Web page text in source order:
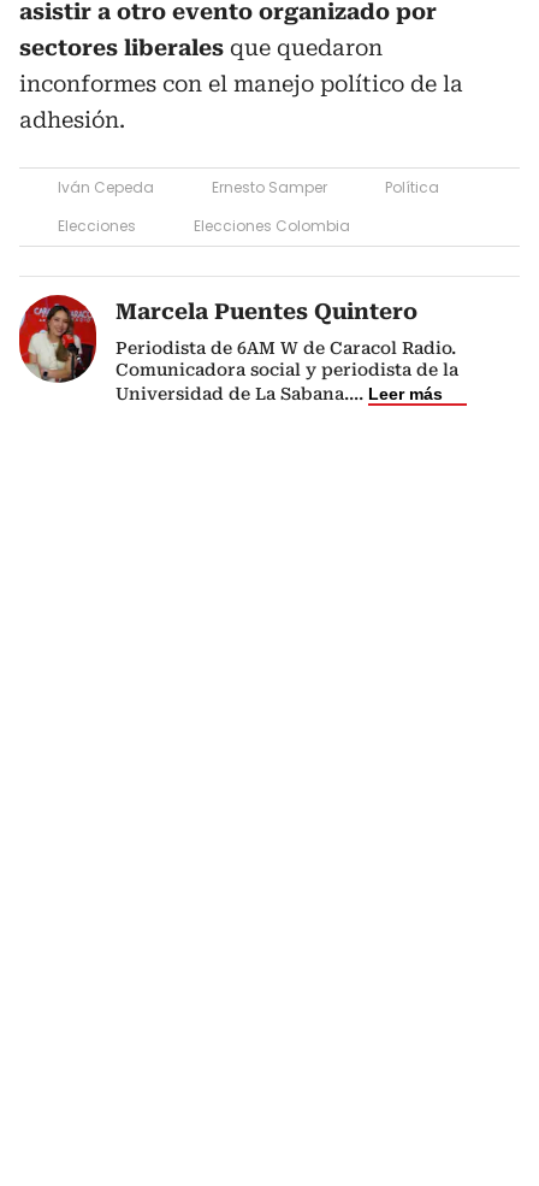
asistir a otro evento organizado por
sectores liberales que quedaron
inconformes con el manejo político de la
adhesión.
Iván Cepeda Ernesto Samper
Política
Elecciones
Elecciones Colombia
Marcela Puentes Quintero
Periodista de 6AM W de Caracol Radio.
Comunicadora social y periodista de la
Universidad de La Sabana.... Leer más